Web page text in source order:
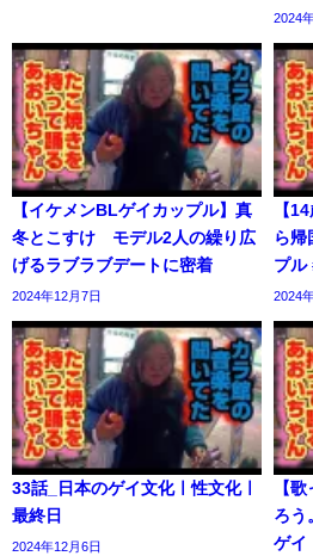
2024
【イケメンBLゲイカップル】真
冬とこすけ モデル2人の繰り広
げるラブラブデートに密着
2024年12月7日
【
ら
プル
2024
33話_日本のゲイ文化ㅣ性文化ㅣ
最終日
2024年12月6日
【
ろう
ゲイ